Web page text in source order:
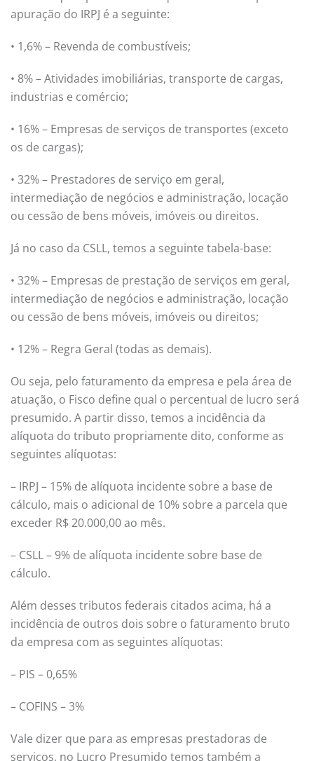
apuração do IRPJ é a seguinte:
• 1,6% – Revenda de combustíveis;
• 8% – Atividades imobiliárias, transporte de cargas,
industrias e comércio;
• 16% – Empresas de serviços de transportes (exceto
os de cargas);
• 32% – Prestadores de serviço em geral,
intermediação de negócios e administração, locação
ou cessão de bens móveis, imóveis ou direitos.
Já no caso da CSLL, temos a seguinte tabela-base:
• 32% – Empresas de prestação de serviços em geral,
intermediação de negócios e administração, locação
ou cessão de bens móveis, imóveis ou direitos;
• 12% – Regra Geral (todas as demais).
Ou seja, pelo faturamento da empresa e pela área de
atuação, o Fisco define qual o percentual de lucro será
presumido. A partir disso, temos a incidência da
alíquota do tributo propriamente dito, conforme as
seguintes alíquotas:
– IRPJ – 15% de alíquota incidente sobre a base de
cálculo, mais o adicional de 10% sobre a parcela que
exceder R$ 20.000,00 ao mês.
– CSLL – 9% de alíquota incidente sobre base de
cálculo.
Além desses tributos federais citados acima, há a
incidência de outros dois sobre o faturamento bruto
da empresa com as seguintes alíquotas:
– PIS – 0,65%
– COFINS – 3%
Vale dizer que para as empresas prestadoras de
serviços, no Lucro Presumido temos também a